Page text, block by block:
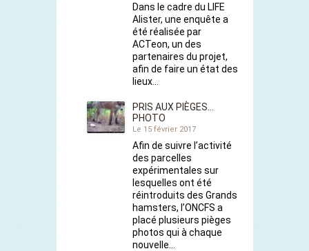
Dans le cadre du LIFE
Alister, une enquête a
été réalisée par
ACTeon, un des
partenaires du projet,
afin de faire un état des
lieux…
PRIS AUX PIÈGES…
PHOTO
Le 15 février 2017
Afin de suivre l’activité
des parcelles
expérimentales sur
lesquelles ont été
réintroduits des Grands
hamsters, l’ONCFS a
placé plusieurs pièges
photos qui à chaque
nouvelle…